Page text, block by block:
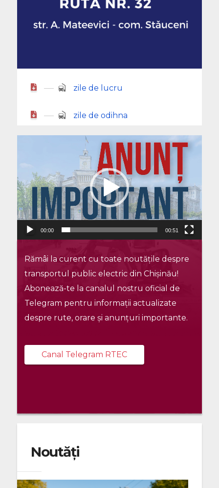
zile de lucru
zile de odihna
00:00 00:51
Rămâi la curent cu toate noutățile despre
transportul public electric din Chișinău!
Abonează-te la canalul nostru oficial de
Telegram pentru informații actualizate
despre rute, orare și anunțuri importante.
Canal Telegram RTEC
Noutăți